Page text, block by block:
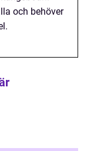
och behöver